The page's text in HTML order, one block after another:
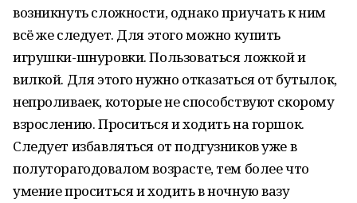
возникнуть сложности, однако приучать к ним
всё же следует. Для этого можно купить
игрушки-шнуровки. Пользоваться ложкой и
вилкой. Для этого нужно отказаться от бутылок,
непроливаек, которые не способствуют скорому
взрослению. Проситься и ходить на горшок.
Следует избавляться от подгузников уже в
полуторагодовалом возрасте, тем более что
умение проситься и ходить в ночную вазу